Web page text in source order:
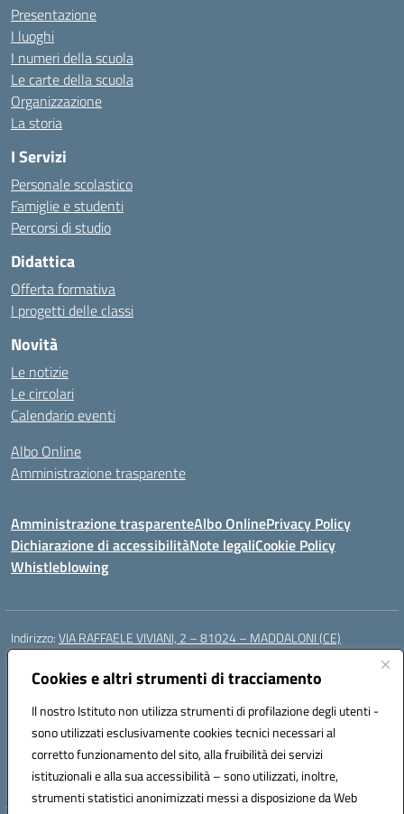
Cookies e altri strumenti di tracciamento
Il nostro Istituto non utilizza strumenti di profilazione degli utenti -
sono utilizzati esclusivamente cookies tecnici necessari al
corretto funzionamento del sito, alla fruibilità dei servizi
istituzionali e alla sua accessibilità – sono utilizzati, inoltre,
strumenti statistici anonimizzati messi a disposizione da Web
Presentazione
I luoghi
I numeri della scuola
Le carte della scuola
Organizzazione
La storia
I Servizi
Personale scolastico
Famiglie e studenti
Percorsi di studio
Didattica
Offerta formativa
I progetti delle classi
Novità
Le notizie
Le circolari
Calendario eventi
Albo Online
Amministrazione trasparente
Amministrazione trasparenteAlbo OnlinePrivacy Policy
Dichiarazione di accessibilitàNote legaliCookie Policy
Whistleblowing
Indirizzo:VIA RAFFAELE VIVIANI, 2 – 81024 – MADDALONI (CE)
Centralino:
Posta elettronica certificata (PEC):ceic8av00r@pec.istruzione.it
Codice fiscale: 93086020612
Codice meccanografico:CEIC8AV00R
Codice Indice delle Pubbliche Amministrazioni (IPA): icamm
Codice unico di fatturazione (CUF): UF8WE6